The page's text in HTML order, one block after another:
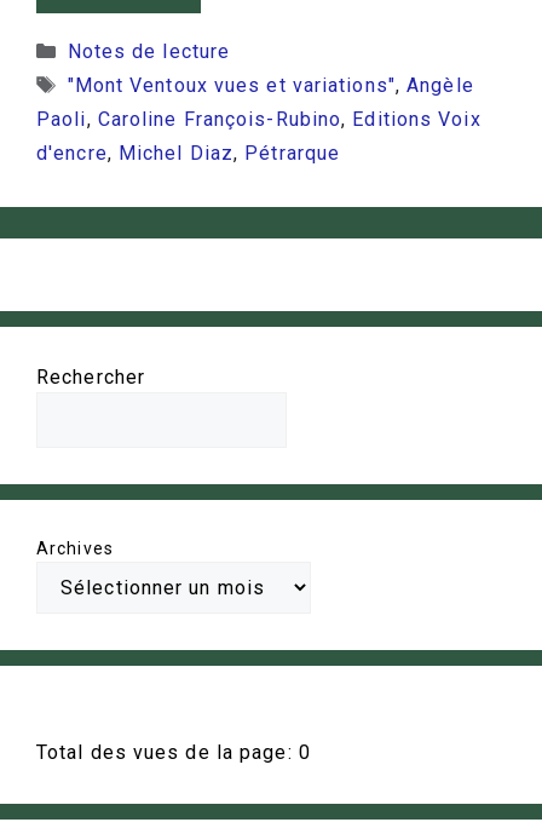
Catégories
Notes de lecture
Étiquettes
"Mont Ventoux vues et variations",Angèle
Paoli, Caroline François-Rubino, Editions Voix
d'encre, Michel Diaz, Pétrarque
Rechercher
Archives
Total des vues de la page: 0